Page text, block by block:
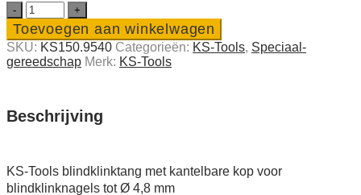
KS-
Tools
blindklink­
tang
met
quantity
Toevoegen aan winkelwagen
SKU: KS150.9540 Categorieën: KS-Tools, Speciaal­
gereedschap Merk: KS-Tools
Beschrijving
KS-Tools blindklinktang met kantelbare kop voor
blindklinknagels tot Ø 4,8 mm